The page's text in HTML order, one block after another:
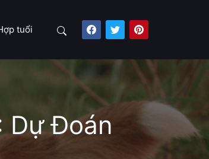
tuổi Search
Dự Đoán